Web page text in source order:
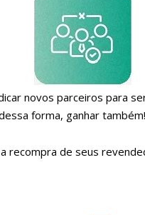
novos parceiros para
forma, ganhar também!
recompra de seus